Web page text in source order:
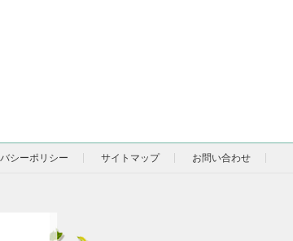
シーポリシー サイトマップ お問い合わせ